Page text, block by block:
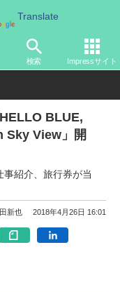
Translate
検索 Impressサイト
大阪
BLUE,
Sky View」開
紹介、旅行券が当
新也 2018年4月26日 16:01